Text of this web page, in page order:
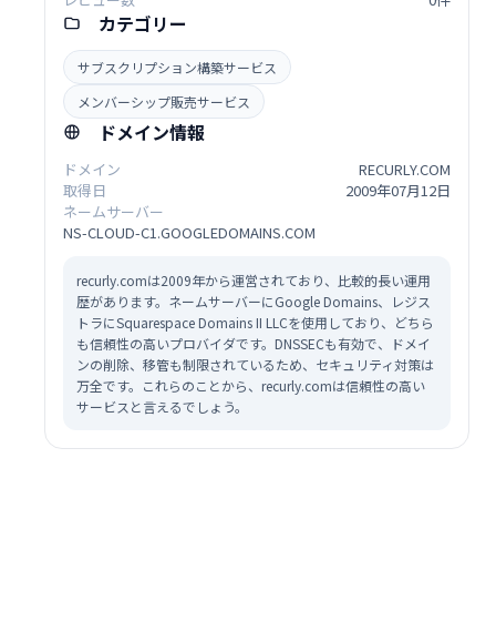
カテゴリー
サブスクリプション構築サービス
メンバーシップ販売サービス
ドメイン情報
ドメイン
RECURLY.COM
取得日
2009年07月12日
ネームサーバー
NS-CLOUD-C1.GOOGLEDOMAINS.COM
recurly.comは2009年から運営されており、比較的長い運用
歴があります。ネームサーバーにGoogle Domains、レジス
トラにSquarespace Domains II LLCを使用しており、どちら
も信頼性の高いプロバイダです。DNSSECも有効で、ドメイ
ンの削除、移管も制限されているため、セキュリティ対策は
万全です。これらのことから、recurly.comは信頼性の高い
サービスと言えるでしょう。